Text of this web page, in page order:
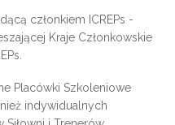
członkiem ICREPs -
Kraje Członkowskie
Placówki Szkoleniowe
indywidualnych